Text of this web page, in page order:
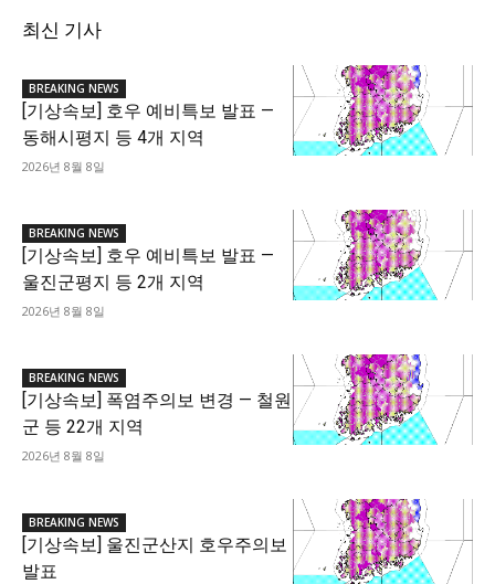
최신 기사
BREAKING NEWS
[기상속보] 호우 예비특보 발표 —
동해시평지 등 4개 지역
2026년 8월 8일
BREAKING NEWS
[기상속보] 호우 예비특보 발표 —
울진군평지 등 2개 지역
2026년 8월 8일
BREAKING NEWS
[기상속보] 폭염주의보 변경 — 철원
군 등 22개 지역
2026년 8월 8일
BREAKING NEWS
[기상속보] 울진군산지 호우주의보
발표